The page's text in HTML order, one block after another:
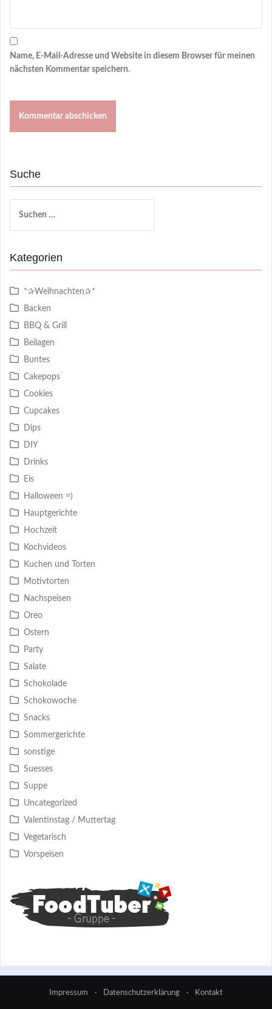
Name, E-Mail-Adresse und Website in diesem Browser für meinen
nächsten Kommentar speichern.
Suche
nach:
Kategorien
*✰Weihnachten✰*
Backen
BBQ & Grill
Beilagen
Buntes
Cakepops
Cookies
Cupcakes
Dips
DIY
Drinks
Eis
Halloween =)
Hauptgerichte
Hochzeit
Kochvideos
Kuchen und Torten
Motivtorten
Nachspeisen
Oreo
Ostern
Party
Salate
Schokolade
Schokowoche
Snacks
Sommergerichte
sonstige
Suesses
Suppe
Uncategorized
Valentinstag / Muttertag
Vegetarisch
Vorspeisen
Impressum · Datenschutzerklärung · Kontakt